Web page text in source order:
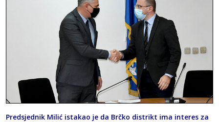
Predsjednik Milić istakao je da Brčko distrikt ima interes za